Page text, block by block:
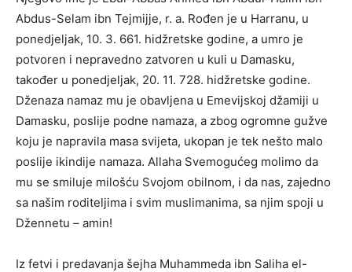
Abdus-Selam ibn Tejmijje, r. a. Rođen je u Harranu, u
ponedjeljak, 10. 3. 661. hidžretske godine, a umro je
potvoren i nepravedno zatvoren u kuli u Damasku,
također u ponedjeljak, 20. 11. 728. hidžretske godine.
Dženaza namaz mu je obavljena u Emevijskoj džamiji u
Damasku, poslije podne namaza, a zbog ogromne gužve
koju je napravila masa svijeta, ukopan je tek nešto malo
poslije ikindije namaza. Allaha Svemogućeg molimo da
mu se smiluje milošću Svojom obilnom, i da nas, zajedno
sa našim roditeljima i svim muslimanima, sa njim spoji u
Džennetu – amin!
Iz fetvi i predavanja šejha Muhammeda ibn Saliha el-